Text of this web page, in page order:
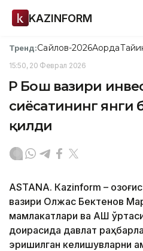
KAZINFORM
Тренд:Сайлов-2026Ақорда
15:50, 20 Феврал 2026
ҚР Бош вазири
сиёсатининг янги
қилди
ASTANА. Каzinform –
вазири Олжас Бектенов
мамлакатлари ва АҚШ
доирасида давлат
эришилган келишувларни